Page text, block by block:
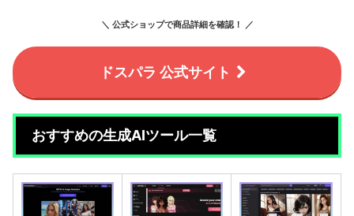
＼ 公式ショップで商品詳細を確認！ ／
ドスパラ 公式サイト
おすすめの生成AIツール一覧